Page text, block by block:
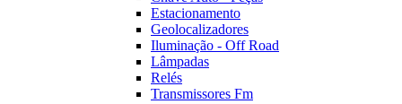
Estacionamento
Geolocalizadores
Iluminação - Off Road
Lâmpadas
Relés
Transmissores Fm